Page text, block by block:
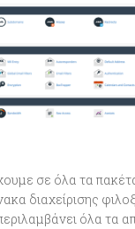
σε όλα τα
διαχείρισης
όλα τα